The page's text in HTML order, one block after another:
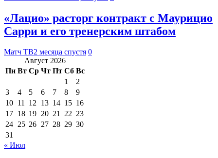
«Лацио» расторг контракт с Маурицио
Сарри и его тренерским штабом
Матч ТВ2 месяца спустя 0
Август 2026
Пн Вт Ср Чт Пт Сб Вс
1
2
3
4 5 6 7 8
9
10 11 12 13 14 15 16
17 18 19 20 21 22 23
24 25 26 27 28 29 30
31
« Июл